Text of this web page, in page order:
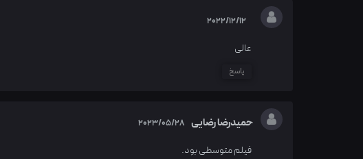
2022/12/12
عالی
پاسخ
حمیدرضا رضایی 2023/05/28
فیلم متوسطی بود.